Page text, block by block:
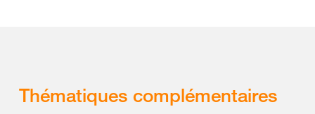
Thématiques complémentaires